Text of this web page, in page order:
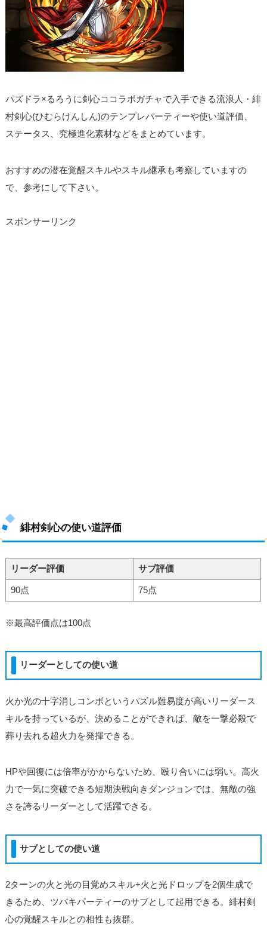
パズドラ×るろうに剣心ココラボガチャで入手できる流浪人・緋
村剣心(ひむらけんしん)のテンプレパーティーや使い道評価、
ステータス、究極進化素材などをまとめています。
おすすめの潜在覚醒スキルやスキル継承も考察していますの
で、参考にして下さい。
スポンサーリンク
緋村剣心の使い道評価
リーダー評価 サブ評価
90点 75点
※最高評価点は100点
リーダーとしての使い道
火か光の十字消しコンボというパズル難易度が高いリーダース
キルを持っているが、決めることができれば、敵を一撃必殺で
葬り去れる超火力を発揮できる。
HPや回復には倍率がかからないため、殴り合いには弱い。高火
力で一気に突破できる短期決戦向きダンジョンでは、無敵の強
さを誇るリーダーとして活躍できる。
サブとしての使い道
2ターンの火と光の目覚めスキル+火と光ドロップを2個生成で
きるため、ツバキパーティーのサブとして起用できる。緋村剣
心の覚醒スキルとの相性も抜群。